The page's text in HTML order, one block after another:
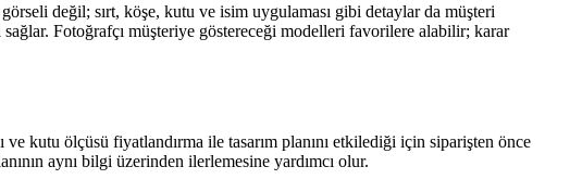
değil; sırt, köşe, kutu ve isim uygulaması gibi detaylar da müşteri
Fotoğrafçı müşteriye göstereceği modelleri favorilere alabilir; karar
kutu ölçüsü fiyatlandırma ile tasarım planını etkilediği için siparişten önce
aynı bilgi üzerinden ilerlemesine yardımcı olur.